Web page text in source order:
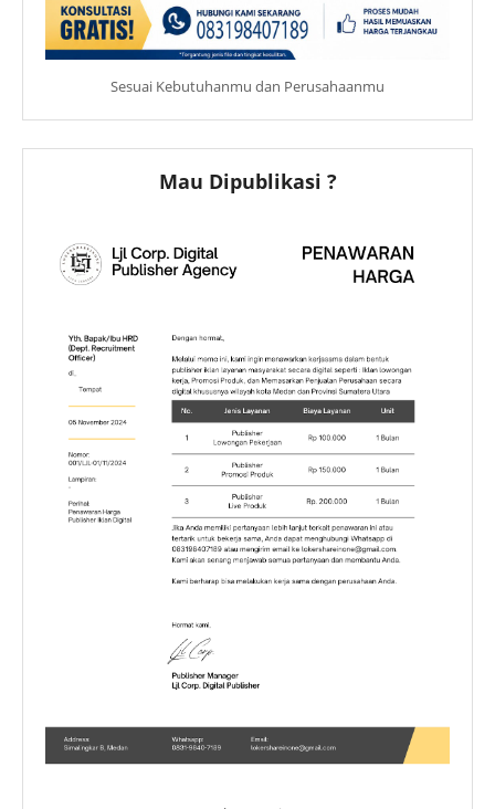
Sesuai Kebutuhanmu dan Perusahaanmu
Mau Dipublikasi ?